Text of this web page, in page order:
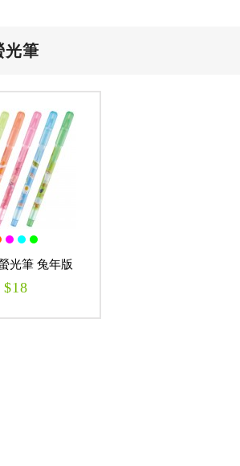
光筆
光筆 兔年版
$18